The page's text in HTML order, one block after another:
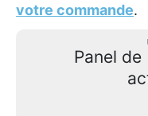
votre commande.
Panel de